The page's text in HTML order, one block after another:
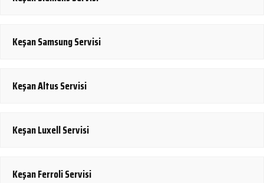
Keşan Samsung Servisi
Keşan Altus Servisi
Keşan Luxell Servisi
Keşan Ferroli Servisi